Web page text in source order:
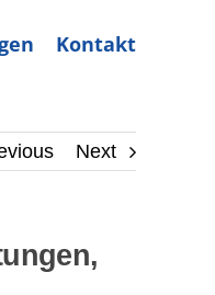
Kontakt
Next